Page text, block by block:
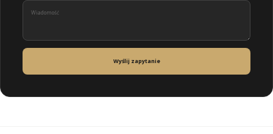
Wyślij zapytanie